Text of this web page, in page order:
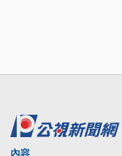
內容